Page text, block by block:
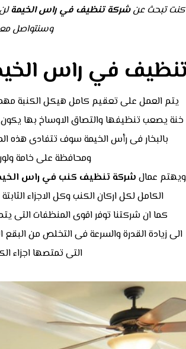
كنت تبحث عنشركة تنظيف في راس الخيمة
وسنتواصل
في راس
يتم العمل على تعقيم كامل هيكل الكنبة
خنة يصعب تنظيفها والتصاق الاوساخ بها
بالبخار فى رأس الخيمة سوف تتفادى هذه
ومحافظة على خامة
ويهتم عمال شركة تنظيف كنب في راس
الكامل لكل اركان الكنب وكل الاجزاء
كما ان شركتنا توفر اقوى المنظفات التى
الى زيادة القدرة والسرعة فى التخلص من البقع
التى تمتصها اجزاء